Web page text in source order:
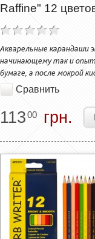
Raffine" 12
Акварельные карандаши
начинающему так и
бумаге, а после мокрой
Сравнить
11300 грн.